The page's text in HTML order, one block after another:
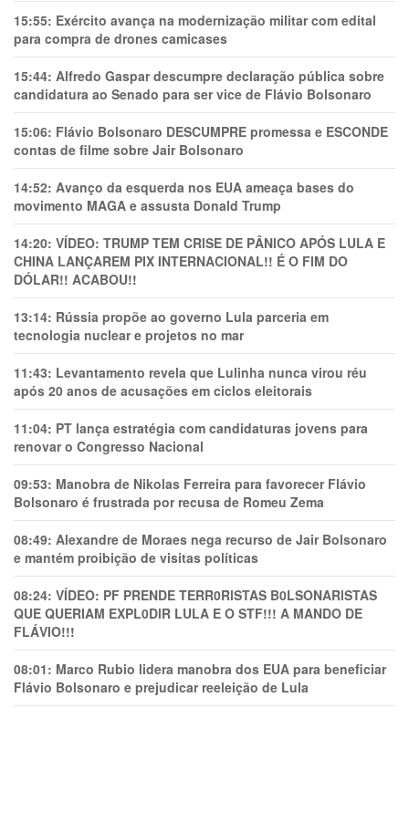
15:55: Exército avança na modernização militar com edital
para compra de drones camicases
15:44: Alfredo Gaspar descumpre declaração pública sobre
candidatura ao Senado para ser vice de Flávio Bolsonaro
15:06: Flávio Bolsonaro DESCUMPRE promessa e ESCONDE
contas de filme sobre Jair Bolsonaro
14:52: Avanço da esquerda nos EUA ameaça bases do
movimento MAGA e assusta Donald Trump
14:20: VÍDEO: TRUMP TEM CRlSE DE PÂNlCO APÓS LULA E
CHINA LANÇAREM PIX INTERNACIONAL!! É O FIM DO
DÓLAR!! ACABOU!!
13:14: Rússia propõe ao governo Lula parceria em
tecnologia nuclear e projetos no mar
11:43: Levantamento revela que Lulinha nunca virou réu
após 20 anos de acusações em ciclos eleitorais
11:04: PT lança estratégia com candidaturas jovens para
renovar o Congresso Nacional
09:53: Manobra de Nikolas Ferreira para favorecer Flávio
Bolsonaro é frustrada por recusa de Romeu Zema
08:49: Alexandre de Moraes nega recurso de Jair Bolsonaro
e mantém proibição de visitas políticas
08:24: VÍDEO: PF PRENDE TERR0RlSTAS B0LSONARlSTAS
QUE QUERIAM EXPL0DlR LULA E O STF!!! A MANDO DE
FLÁVIO!!!
08:01: Marco Rubio lidera manobra dos EUA para beneficiar
Flávio Bolsonaro e prejudicar reeleição de Lula